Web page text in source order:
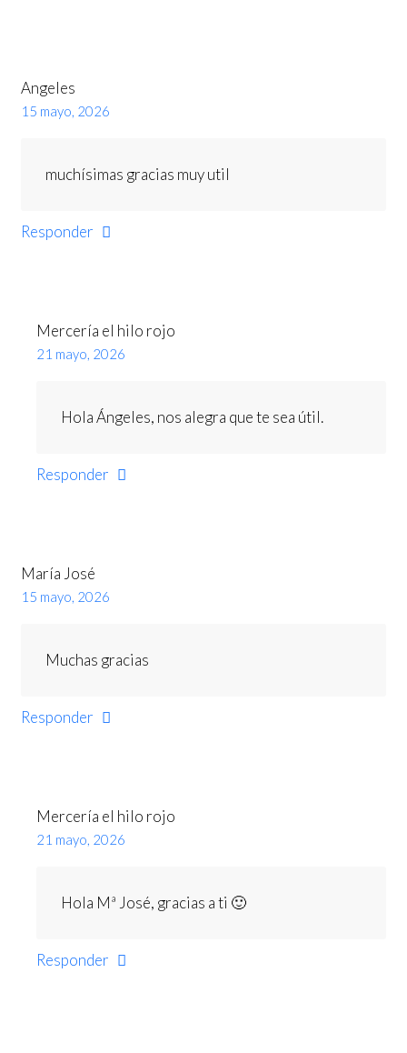
Angeles
15 mayo, 2026
muchísimas gracias muy util
Responder
Mercería el hilo rojo
21 mayo, 2026
Hola Ángeles, nos alegra que te sea útil.
Responder
María José
15 mayo, 2026
Muchas gracias
Responder
Mercería el hilo rojo
21 mayo, 2026
Hola Mª José, gracias a ti 🙂
Responder